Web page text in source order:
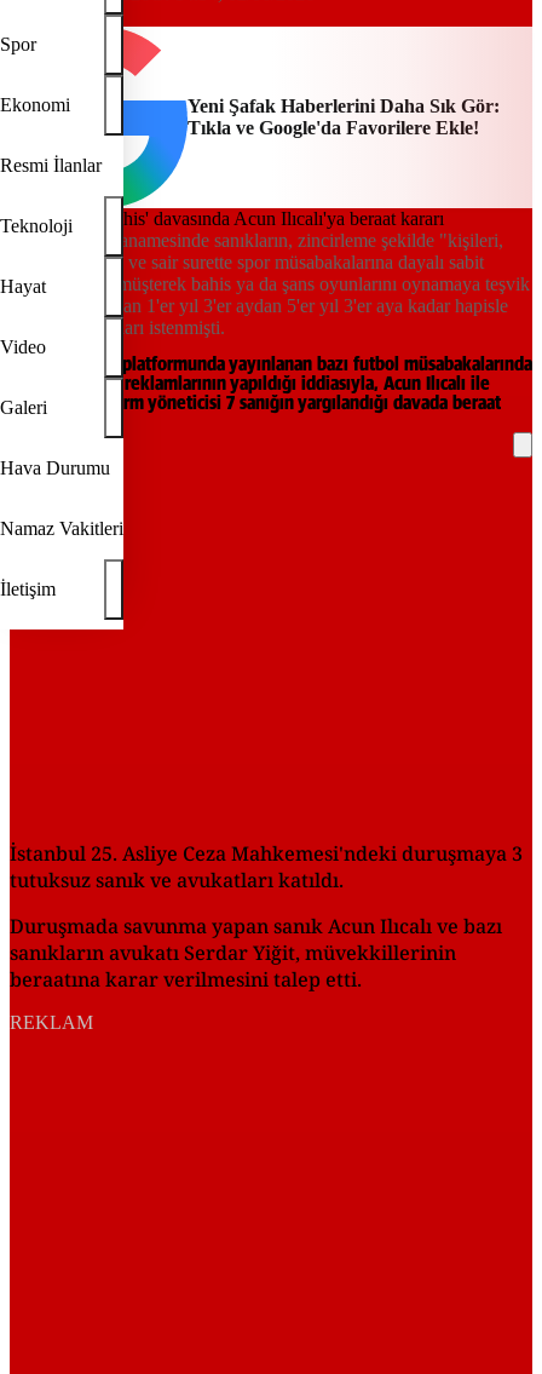
Spor
Ekonomi
Resmi İlanlar
Teknoloji
Hayat
Video
Galeri
Hava Durumu
Namaz Vakitleri
İletişim
Yeni Şafak Haberlerini Daha Sık Gör:
Tıkla ve Google'da Favorilere Ekle!
Savcılığın iddianamesinde sanıkların, zincirleme şekilde "kişileri,
reklam vermek ve sair surette spor müsabakalarına dayalı sabit
ihtimalli veya müşterek bahis ya da şans oyunlarını oynamaya teşvik
etmek" suçundan 1'er yıl 3'er aydan 5'er yıl 3'er aya kadar hapisle
cezalandırılmaları istenmişti.
TV8 ve Exxen platformunda yayınlanan bazı futbol müsabakalarında
yasa dışı bahis reklamlarının yapıldığı iddiasıyla, Acun Ilıcalı ile
kanal ve platform yöneticisi 7 sanığın yargılandığı davada beraat
İstanbul 25. Asliye Ceza Mahkemesi'ndeki duruşmaya 3
tutuksuz sanık ve avukatları katıldı.
Duruşmada savunma yapan sanık Acun Ilıcalı ve bazı
sanıkların avukatı Serdar Yiğit, müvekkillerinin
beraatına karar verilmesini talep etti.
REKLAM